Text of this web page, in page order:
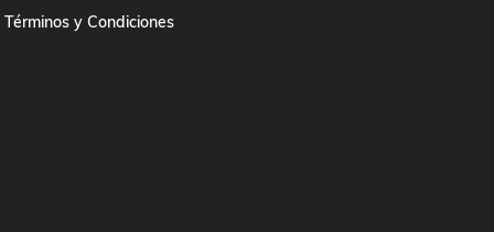
Términos y Condiciones